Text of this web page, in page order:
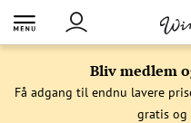
Bliv medlem
Få adgang til endnu lavere
gratis og